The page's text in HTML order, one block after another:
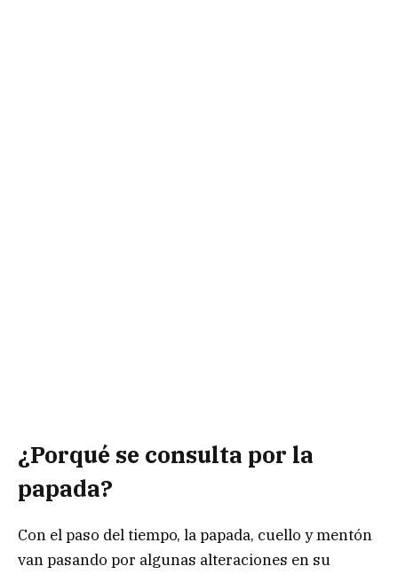
¿Porqué se consulta por la
papada?
Con el paso del tiempo, la papada, cuello y mentón
van pasando por algunas alteraciones en su